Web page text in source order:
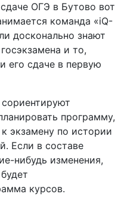
ОГЭ в Бутово вот
команда «iQ-
досконально знают
и то,
его сдаче в первую
программу,
экзамену по истории
Если в составе
нибудь изменения,
курсов.